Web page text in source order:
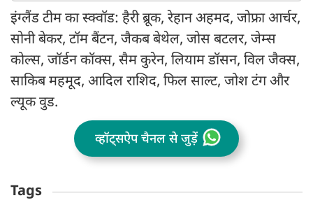
इंग्लैंड टीम का स्क्वॉड: हैरी ब्रूक, रेहान अहमद, जोफ्रा आर्चर,
सोनी बेकर, टॉम बैंटन, जैकब बेथेल, जोस बटलर, जेम्स
कोल्स, जॉर्डन कॉक्स, सैम कुरेन, लियाम डॉसन, विल जैक्स,
साकिब महमूद, आदिल राशिद, फिल साल्ट, जोश टंग और
ल्यूक वुड.
व्हॉट्सऐप चैनल से जुड़ें
Tags